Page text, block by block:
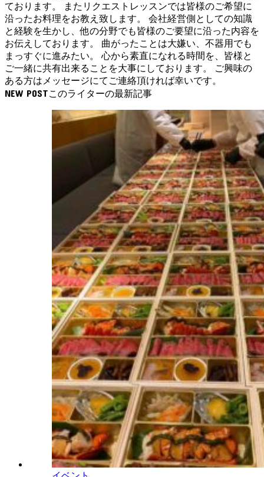
ております。 またリクエストレッスンでは皆様のご希望に
沿ったお料理をお教え致します。 会社経営側としての知識
と経験を生かし、他の分野でも皆様のご要望に沿った内容を
お伝えしております。 曲がったことは大嫌い、不器用でも
まっすぐに進みたい。 心から素直になれる時間を、皆様と
ご一緒に共有出来ることを大事にしております。 ご興味の
ある方はメッセージにてご連絡頂ければ幸いです。
NEW POST